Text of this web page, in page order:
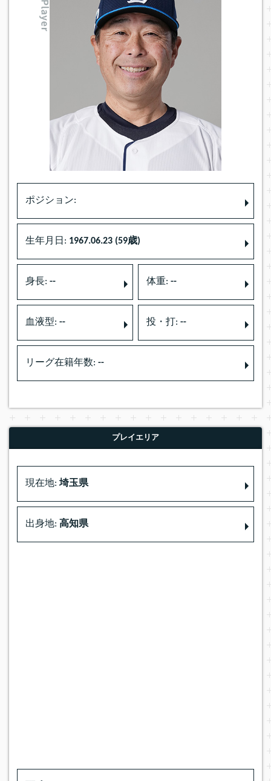
ポジション:
生年月日: 1967.06.23 (59歳)
身長: -- 体重: --
血液型: -- 投・打: --
リーグ在籍年数: --
プレイエリア
現在地: 埼玉県
出身地: 高知県